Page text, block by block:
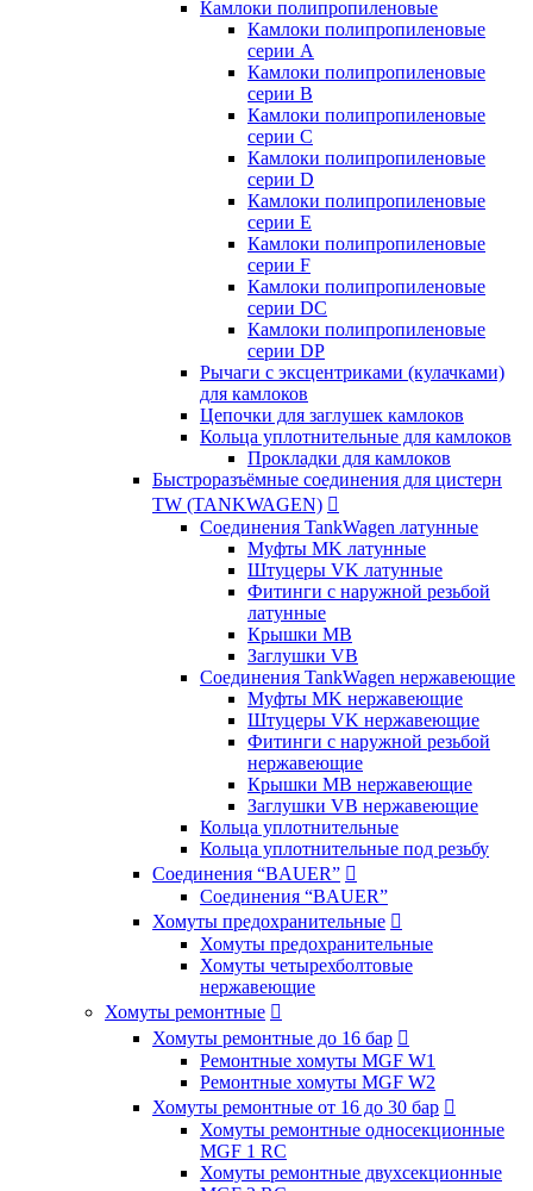
Камлоки полипропиленовые
Камлоки полипропиленовые
серии А
Камлоки полипропиленовые
серии B
Камлоки полипропиленовые
серии C
Камлоки полипропиленовые
серии D
Камлоки полипропиленовые
серии Е
Камлоки полипропиленовые
серии F
Камлоки полипропиленовые
серии DC
Камлоки полипропиленовые
серии DP
Рычаги с эксцентриками (кулачками)
для камлоков
Цепочки для заглушек камлоков
Кольца уплотнительные для камлоков
Прокладки для камлоков
Быстроразъёмные соединения для цистерн
TW (TANKWAGEN) 
Соединения TankWagen латунные
Муфты MK латунные
Штуцеры VK латунные
Фитинги с наружной резьбой
латунные
Крышки MB
Заглушки VB
Соединения TankWagen нержавеющие
Муфты MK нержавеющие
Штуцеры VK нержавеющие
Фитинги с наружной резьбой
нержавеющие
Крышки MB нержавеющие
Заглушки VB нержавеющие
Кольца уплотнительные
Кольца уплотнительные под резьбу
Соединения “BAUER” 
Соединения “BAUER”
Хомуты предохранительные 
Хомуты предохранительные
Хомуты четырехболтовые
нержавеющие
Хомуты ремонтные 
Хомуты ремонтные до 16 бар 
Ремонтные хомуты MGF W1
Ремонтные хомуты MGF W2
Хомуты ремонтные от 16 до 30 бар 
Хомуты ремонтные односекционные
MGF 1 RC
Хомуты ремонтные двухсекционные